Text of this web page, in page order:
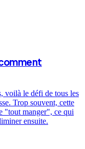
voilà le défi de tous les
Trop souvent, cette
"tout manger", ce qui
ensuite.